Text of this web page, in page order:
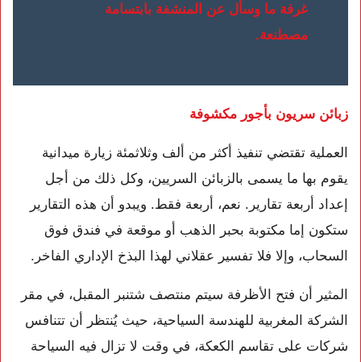
غرفة ما وسأل عن المنشفة بابتسامة
مصطنعة.
زبائن سريون بأجور مكشوفة
العملية تقتضي تنفيذ أكثر من ألف وثلاثمئة زيارة ميدانية
يقوم بها ما يسمى بالزبائن السريين، وكل ذلك من أجل
إعداد أربعة تقارير. نعم، أربعة فقط. ويبدو أن هذه التقارير
ستكون إما مكتوبة بحبر الذهب أو موقعة في فندق فوق
السحاب، وإلا فلا تفسير عقلاني لهذا البذخ الإداري الفاخر.
المثير أن فتح الأظرفة سيتم منتصف شتنبر المقبل، في مقر
الشركة المغربية للهندسة السياحية، حيث يُنتظر أن تتنافس
شركات على تقاسم الكعكة، في وقت لا تزال فيه السياحة